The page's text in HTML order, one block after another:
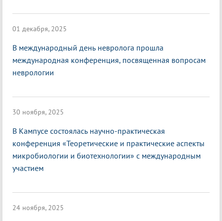
01 декабря, 2025
В международный день невролога прошла
международная конференция, посвященная вопросам
неврологии
30 ноября, 2025
В Кампусе состоялась научно-практическая
конференция «Теоретические и практические аспекты
микробиологии и биотехнологии» с международным
участием
24 ноября, 2025